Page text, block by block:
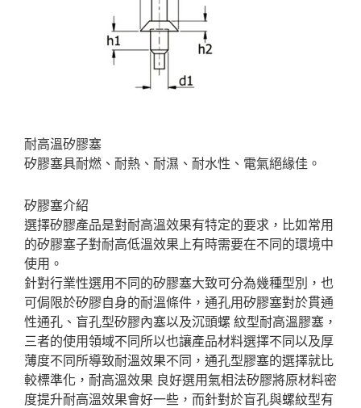
耐高溫矽膠塞
矽膠塞具耐燃、耐熱、耐濕、耐水性、電氣絕緣佳。
矽膠塞介紹
選擇矽膠產品是對耐高溫效果有特定的要求，比如常用
的矽膠塞子對耐高低溫效果上有時需要在不同的環境中
使用。
針對行業性選用不同的矽膠塞大致可分為幾種型別，也
可侷限於矽膠自身的耐溫條件，通孔用矽膠塞對於貫通
性通孔、盲孔型矽膠內塞以及沉頭螺 紋型耐高溫膠塞，
三者的使用領域不同所以也讓產品材料選擇不同以及厚
薄度不同所導致耐溫效果不同，通孔型膠塞的選擇就比
較標準化，耐高溫效果 良好選用氣相法矽膠將原材料密
度提升耐高溫效果會好一些，而針對於盲孔與螺紋型有